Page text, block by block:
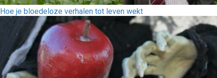
Hoe je bloedeloze verhalen tot leven wekt